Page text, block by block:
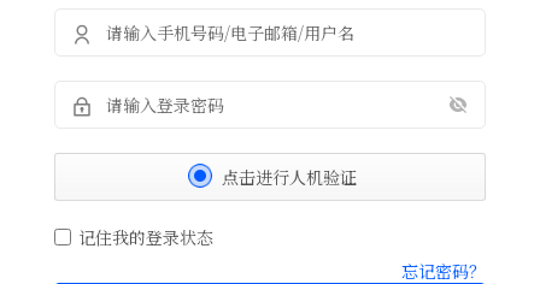
点击进行人机验证
记住我的登录状态
忘记密码？